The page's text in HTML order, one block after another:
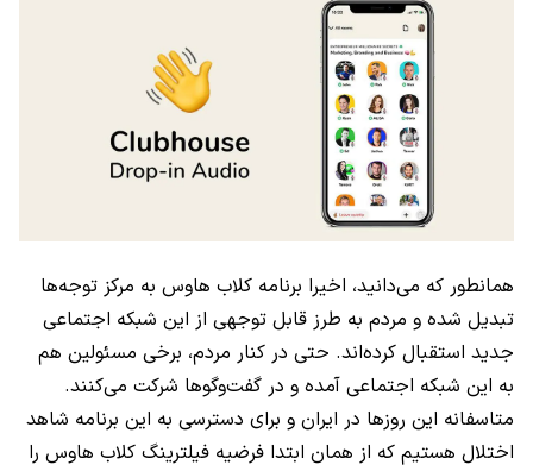
همانطور که می‌دانید، اخیرا برنامه کلاب‌ هاوس به مرکز توجه‌ها
تبدیل شده و مردم به طرز قابل توجهی از این شبکه اجتماعی
جدید استقبال کرده‌اند. حتی در کنار مردم، برخی مسئولین هم
به این شبکه اجتماعی آمده و در گفت‌وگو‌ها شرکت می‌کنند.
متاسفانه این روزها در ایران و برای دسترسی به این برنامه شاهد
اختلال‌ هستیم که از همان ابتدا فرضیه فیلترینگ کلاب هاوس را